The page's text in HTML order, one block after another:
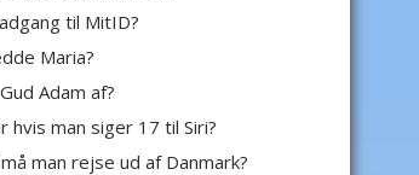
til MitID?
Maria?
Adam af?
hvis man siger 17 til Siri?
man rejse ud af Danmark?